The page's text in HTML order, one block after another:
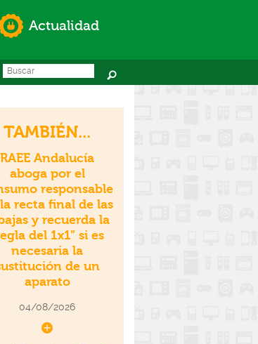
Actualidad
de
Search this site
TAMBIÉN...
RAEE Andalucía
aboga por el
responsable
recta final de las
y recuerda la
del 1x1” si es
necesaria la
de un
aparato
04/08/2026